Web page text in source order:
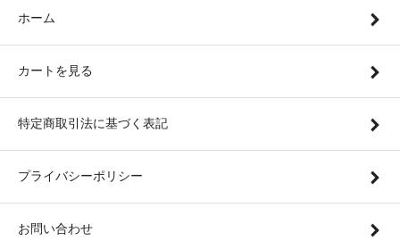
ホーム
カートを見る
特定商取引法に基づく表記
プライバシーポリシー
お問い合わせ